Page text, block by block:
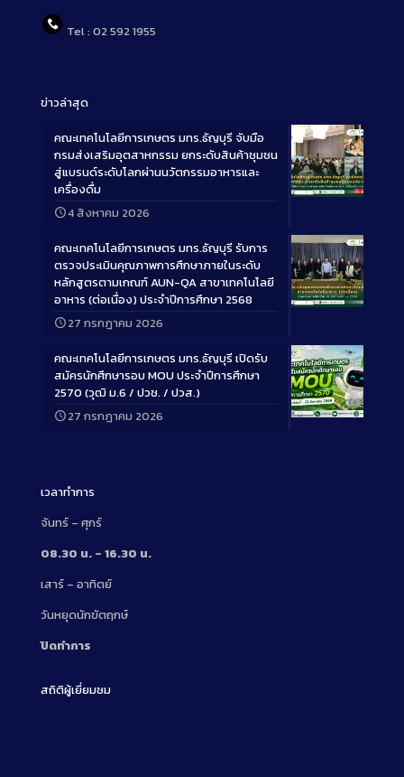
Tel : 02 592 1955
ข่าวล่าสุด
Long
คณะเทคโนโลยีการเกษตร มทร.ธัญบุรี จับมือ
กรมส่งเสริมอุตสาหกรรม ยกระดับสินค้าชุมชน
สู่แบรนด์ระดับโลกผ่านนวัตกรรมอาหารและ
เครื่องดื่ม
4 สิงหาคม 2026
Long
คณะเทคโนโลยีการเกษตร มทร.ธัญบุรี รับการ
ตรวจประเมินคุณภาพการศึกษาภายในระดับ
หลักสูตรตามเกณฑ์ AUN-QA สาขาเทคโนโลยี
อาหาร (ต่อเนื่อง) ประจำปีการศึกษา 2568
27 กรกฎาคม 2026
Long
คณะเทคโนโลยีการเกษตร มทร.ธัญบุรี เปิดรับ
สมัครนักศึกษารอบ MOU ประจำปีการศึกษา
2570 (วุฒิ ม.6 / ปวช. / ปวส.)
27 กรกฎาคม 2026
เวลาทำการ
จันทร์ – ศุกร์
08.30 น. – 16.30 น.
เสาร์ – อาทิตย์
วันหยุดนักขัตฤกษ์
ปิดทำการ
สถิติผู้เยี่ยมชม